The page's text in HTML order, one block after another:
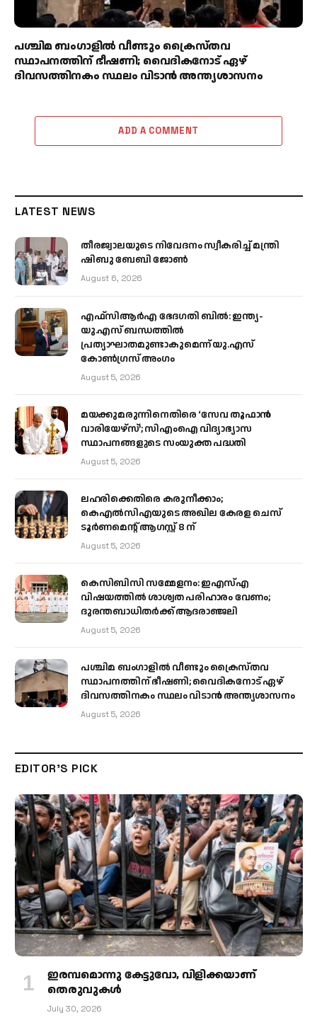
പശ്ചിമ ബംഗാളിൽ വീണ്ടും ക്രൈസ്തവ
സ്ഥാപനത്തിന് ഭീഷണി; വൈദികനോട് ഏഴ്
ദിവസത്തിനകം സ്ഥലം വിടാൻ അന്ത്യശാസനം
ADD A COMMENT
LATEST NEWS
തീരജ്വാലയുടെ നിവേദനം സ്വീകരിച്ച് മന്ത്രി
ഷിബു ബേബി ജോൺ
August 6, 2026
എഫ്‌സിആർഎ ഭേദഗതി ബിൽ: ഇന്ത്യ-
യു.എസ് ബന്ധത്തിൽ
പ്രത്യാഘാതമുണ്ടാകുമെന്ന് യു.എസ്
കോൺഗ്രസ് അംഗം
August 5, 2026
മയക്കുമരുന്നിനെതിരെ ‘സേവ തൂഫാൻ
വാരിയേഴ്‌സ്’; സിഎംഐ വിദ്യാഭ്യാസ
സ്ഥാപനങ്ങളുടെ സംയുക്ത പദ്ധതി
August 5, 2026
ലഹരിക്കെതിരെ കരുനീക്കാം;
കെഎൽസിഎയുടെ അഖില കേരള ചെസ്
ടൂർണമെന്റ് ആഗസ്റ്റ് 8 ന്
August 5, 2026
കെസിബിസി സമ്മേളനം: ഇഎസ്എ
വിഷയത്തിൽ ശാശ്വത പരിഹാരം വേണം;
ദുരന്തബാധിതർക്ക് ആദരാഞ്ജലി
August 5, 2026
പശ്ചിമ ബംഗാളിൽ വീണ്ടും ക്രൈസ്തവ
സ്ഥാപനത്തിന് ഭീഷണി; വൈദികനോട് ഏഴ്
ദിവസത്തിനകം സ്ഥലം വിടാൻ അന്ത്യശാസനം
August 5, 2026
EDITOR'S PICK
ഇരമ്പമൊന്നു കേട്ടുവോ, വിളിക്കയാണ്
തെരുവുകള്‍
July 30, 2026